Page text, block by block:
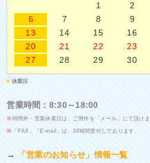
1
2
6
7 8 9
13
14 15 16
20
21 22 23
27
28 29 30
■ 休業日
営業時間：8:30～18:00
※ 時間外・営業休業日は、ご用件を「メール」にて頂けま
※ 「FAX」「E-mail」は、24時間受付しております。
→ 「営業のお知らせ」情報一覧